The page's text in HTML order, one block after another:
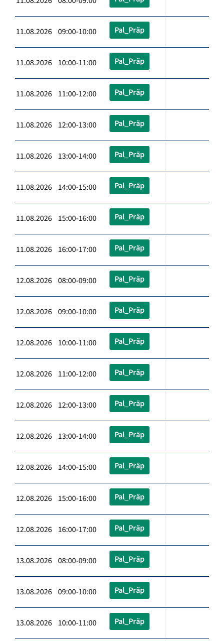
11.08.2026 09:00-10:00 Pal_Präp
11.08.2026 10:00-11:00 Pal_Präp
11.08.2026 11:00-12:00 Pal_Präp
11.08.2026 12:00-13:00 Pal_Präp
11.08.2026 13:00-14:00 Pal_Präp
11.08.2026 14:00-15:00 Pal_Präp
11.08.2026 15:00-16:00 Pal_Präp
11.08.2026 16:00-17:00 Pal_Präp
12.08.2026 08:00-09:00 Pal_Präp
12.08.2026 09:00-10:00 Pal_Präp
12.08.2026 10:00-11:00 Pal_Präp
12.08.2026 11:00-12:00 Pal_Präp
12.08.2026 12:00-13:00 Pal_Präp
12.08.2026 13:00-14:00 Pal_Präp
12.08.2026 14:00-15:00 Pal_Präp
12.08.2026 15:00-16:00 Pal_Präp
12.08.2026 16:00-17:00 Pal_Präp
13.08.2026 08:00-09:00 Pal_Präp
13.08.2026 09:00-10:00 Pal_Präp
13.08.2026 10:00-11:00 Pal_Präp